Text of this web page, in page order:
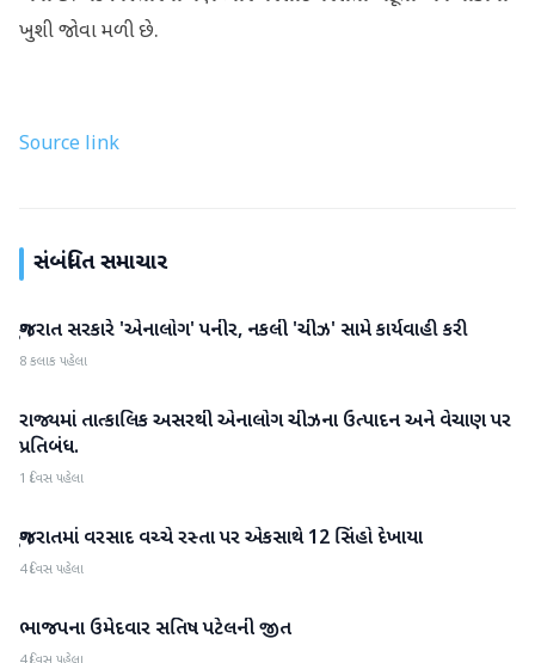
ખુશી જોવા મળી છે.
Source link
સંબંધિત સમાચાર
ગુજરાત ગુજરાત સરકારે 'એનાલોગ' પનીર, નકલી 'ચીઝ' સામે કાર્યવાહી કરી
8 કલાક પહેલા
ગુજરાત
રાજ્યમાં તાત્કાલિક અસરથી એનાલોગ ચીઝના ઉત્પાદન અને વેચાણ પર
પ્રતિબંધ.
1 દિવસ પહેલા
ગુજરાત
ગુજરાતમાં વરસાદ વચ્ચે રસ્તા પર એકસાથે 12 સિંહો દેખાયા
4 દિવસ પહેલા
ગુજરાત
ભાજપના ઉમેદવાર સતિષ પટેલની જીત